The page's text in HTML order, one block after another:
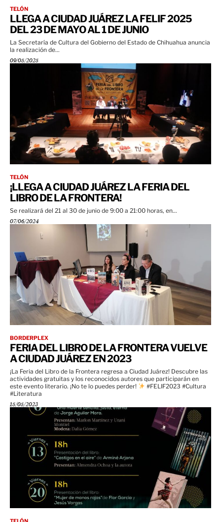
TELÓN
LLEGA A CIUDAD JUÁREZ LA FELIF 2025
DEL 23 DE MAYO AL 1 DE JUNIO
La Secretaría de Cultura del Gobierno del Estado de Chihuahua anuncia
la realización de...
09/05/2025
TELÓN
¡LLEGA A CIUDAD JUÁREZ LA FERIA DEL
LIBRO DE LA FRONTERA!
Se realizará del 21 al 30 de junio de 9:00 a 21:00 horas, en...
07/06/2024
BORDERPLEX
FERIA DEL LIBRO DE LA FRONTERA VUELVE
A CIUDAD JUÁREZ EN 2023
¡La Feria del Libro de la Frontera regresa a Ciudad Juárez! Descubre las
actividades gratuitas y los reconocidos autores que participarán en
este evento literario. ¡No te lo puedes perder!
#FELIF2023 #Cultura
#Literatura
15/05/2023